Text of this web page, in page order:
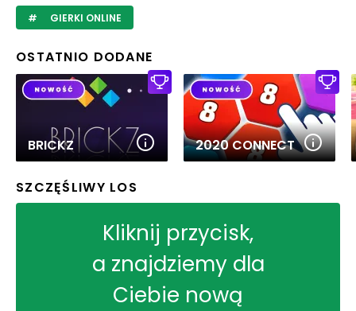
GIERKI ONLINE
OSTATNIO DODANE
BRICKZ 2020 CONNECT
SZCZĘŚLIWY LOS
Kliknij przycisk,
a znajdziemy dla
Ciebie nową